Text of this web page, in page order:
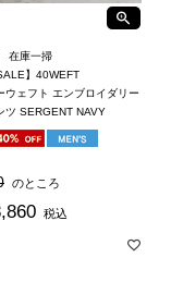
在庫一掃
】40WEFT
ウェフト エンブロイダリー
ツ SERGENT NAVY
のところ
税込